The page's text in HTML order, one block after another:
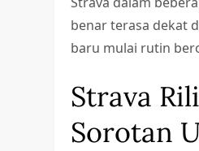
benar terasa dekat
baru mulai rutin
Strava
Sorotan